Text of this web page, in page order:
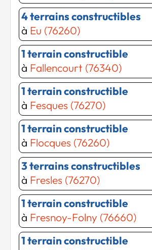
4 terrains constructibles
à Eu (76260)
1 terrain constructible
à Fallencourt (76340)
1 terrain constructible
à Fesques (76270)
1 terrain constructible
à Flocques (76260)
3 terrains constructibles
à Fresles (76270)
1 terrain constructible
à Fresnoy-Folny (76660)
1 terrain constructible